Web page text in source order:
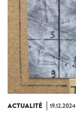
ACTUALITÉ 19.12.2024